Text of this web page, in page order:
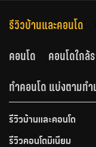
รีวิวบ้านและคอนโด
คอนโด
คอนโดใกล้
ทำคอนโด แบ่งตามทำ
รีวิวบ้านและคอนโด
รีวิวคอนโดมิเนียม